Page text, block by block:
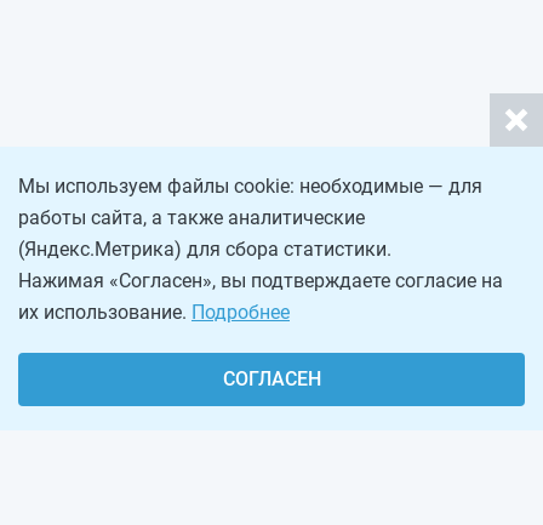
Мы используем файлы cookie: необходимые — для
работы сайта, а также аналитические
(Яндекс.Метрика) для сбора статистики.
Нажимая «Согласен», вы подтверждаете согласие на
их использование. Подробнее
СОГЛАСЕН